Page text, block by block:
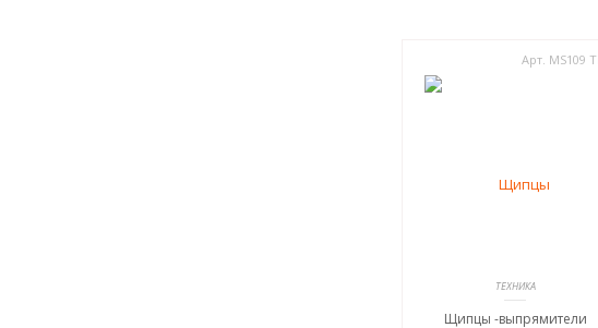
Арт. MS109
ТЕХНИКА
Щипцы -выпрямители